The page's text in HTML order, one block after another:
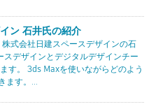
ン 石井氏の紹介
式会社日建スペースデザインの石
スデザインとデジタルデザインチー
す。 3ds Maxを使いながらどのよう
ます。...